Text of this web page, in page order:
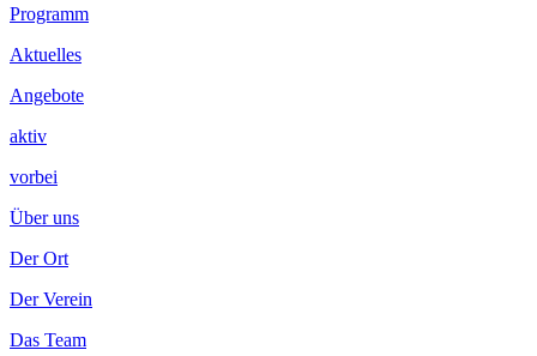
Footer
Inhalt
Programm
Aktuelles
Angebote
aktiv
vorbei
Über uns
Der Ort
Der Verein
Das Team